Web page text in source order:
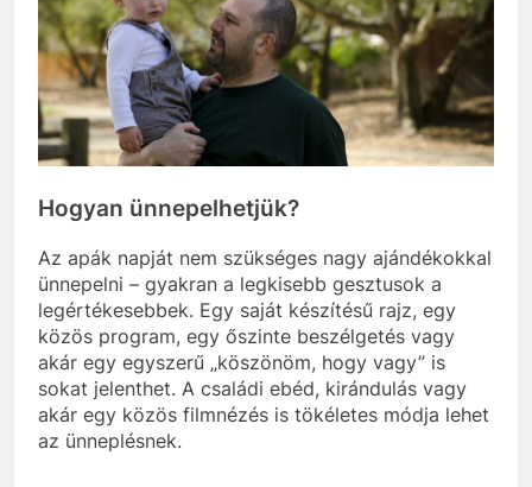
Hogyan ünnepelhetjük?
Az apák napját nem szükséges nagy ajándékokkal
ünnepelni – gyakran a legkisebb gesztusok a
legértékesebbek. Egy saját készítésű rajz, egy
közös program, egy őszinte beszélgetés vagy
akár egy egyszerű „köszönöm, hogy vagy” is
sokat jelenthet. A családi ebéd, kirándulás vagy
akár egy közös filmnézés is tökéletes módja lehet
az ünneplésnek.